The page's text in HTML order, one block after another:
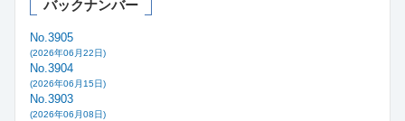
バックナンバー
No.3905
(2026年06月22日)
No.3904
(2026年06月15日)
No.3903
(2026年06月08日)